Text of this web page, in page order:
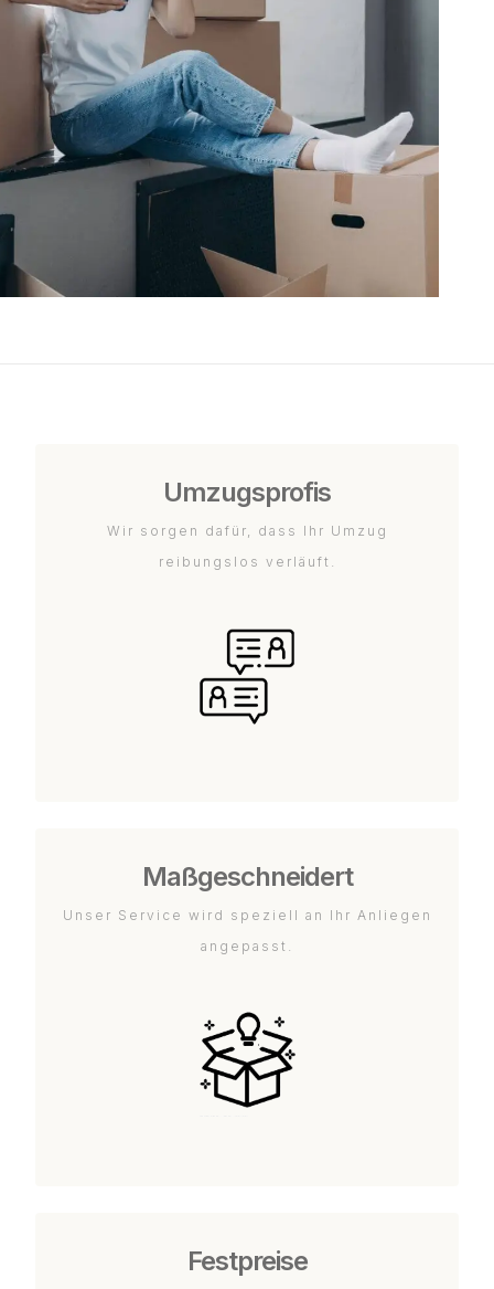
Umzugsprofis
Wir sorgen dafür, dass Ihr Umzug
reibungslos verläuft.
Maßgeschneidert
Unser Service wird speziell an Ihr Anliegen
angepasst.
Festpreise